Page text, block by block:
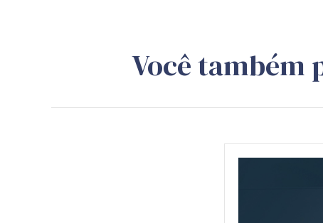
Você também